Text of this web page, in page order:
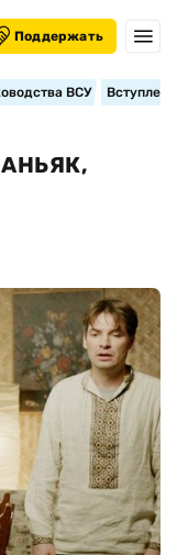
Поддержать
ВСУ